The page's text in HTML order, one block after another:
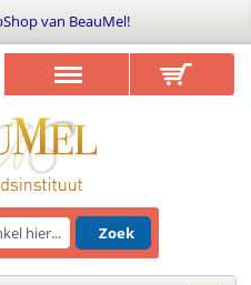
van BeauMel!
Zoek